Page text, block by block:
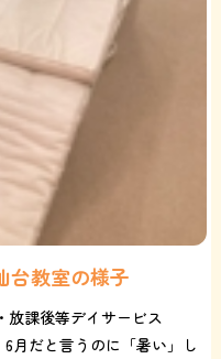
台教室の様子
放課後等デイサービス
月だと言うのに「暑い」し